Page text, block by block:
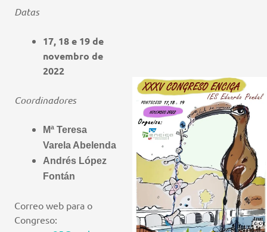
Datas
17, 18 e 19 de
novembro de
2022
Coordinadores
Mª Teresa
Varela Abelenda
Andrés López
Fontán
Correo web para o
Congreso: